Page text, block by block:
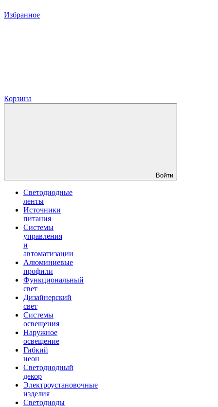
Избранное
Корзина
Войти
Светодиодные
ленты
Источники
питания
Системы
управления
и
автоматизации
Алюминиевые
профили
Функциональный
свет
Дизайнерский
свет
Системы
освещения
Наружное
освещение
Гибкий
неон
Светодиодный
декор
Электроустановочные
изделия
Светодиоды